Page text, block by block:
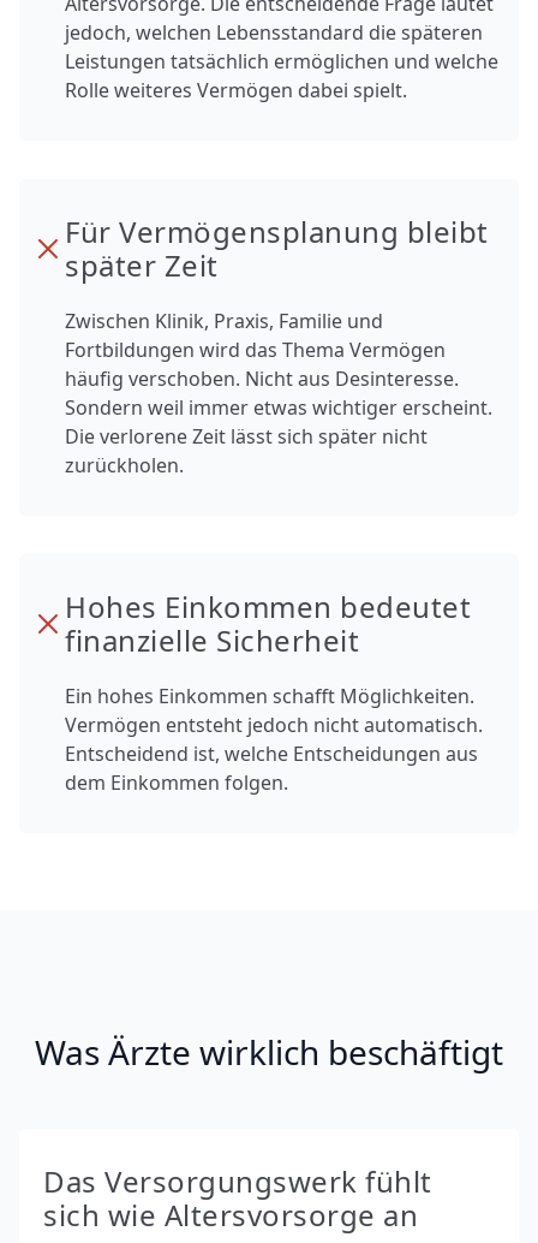
jedoch, welchen Lebensstandard die späteren
Leistungen tatsächlich ermöglichen und welche
Rolle weiteres Vermögen dabei spielt.
Für Vermögensplanung bleibt
später Zeit
Zwischen Klinik, Praxis, Familie und
Fortbildungen wird das Thema Vermögen
häufig verschoben. Nicht aus Desinteresse.
Sondern weil immer etwas wichtiger erscheint.
Die verlorene Zeit lässt sich später nicht
zurückholen.
Hohes Einkommen bedeutet
finanzielle Sicherheit
Ein hohes Einkommen schafft Möglichkeiten.
Vermögen entsteht jedoch nicht automatisch.
Entscheidend ist, welche Entscheidungen aus
dem Einkommen folgen.
Was Ärzte wirklich beschäftigt
Das Versorgungswerk fühlt
sich wie Altersvorsorge an